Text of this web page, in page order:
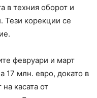
в техния оборот и
Тези корекции се
февруари и март
17 млн. евро, докато в
касата от